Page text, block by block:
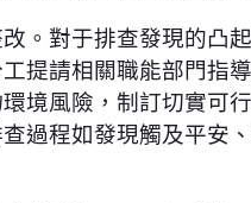
改。對于排查發現的
提請相關職能部門指
境風險，制訂切實可
過程如發現觸及平安